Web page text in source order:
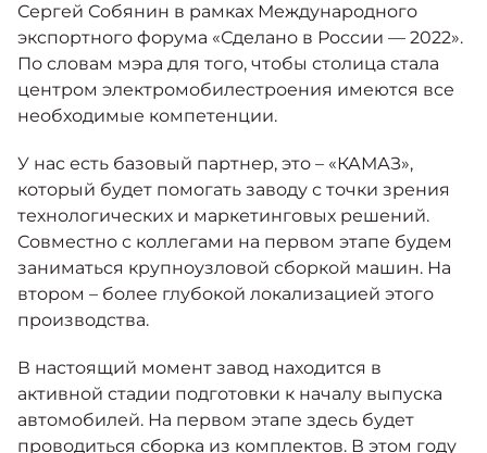
Москвич 6
Яркий динамичный седан
от 2 237 000 ₽*
Москвич 3 с ручным
Кроссовер, создающий равные
возможности
от 2 069 000 ₽*
кроссовер
от 3 125 000 ₽*
Кредитные программы
Калькулятор трейд-ин
Страховые программы
Моторное масло
АКСЕССУАРЫ
КОНТАКТЫ
Сергей Собянин в рамках Международного
экспортного форума «Сделано в России — 2022».
По словам мэра для того, чтобы столица стала
центром электромобилестроения имеются все
необходимые компетенции.
У нас есть базовый партнер, это – «КАМАЗ»,
который будет помогать заводу с точки зрения
технологических и маркетинговых решений.
Совместно с коллегами на первом этапе будем
заниматься крупноузловой сборкой машин. На
втором – более глубокой локализацией этого
производства.
В настоящий момент завод находится в
активной стадии подготовки к началу выпуска
автомобилей. На первом этапе здесь будет
проводиться сборка из комплектов. В этом году